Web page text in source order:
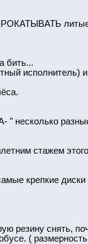
бить...
исполнитель)
" несколько
стажем
крепкие
резину снять,
(